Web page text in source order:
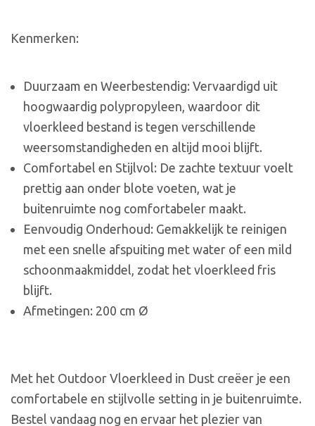
Kenmerken:
Duurzaam en Weerbestendig: Vervaardigd uit
hoogwaardig polypropyleen, waardoor dit
vloerkleed bestand is tegen verschillende
weersomstandigheden en altijd mooi blijft.
Comfortabel en Stijlvol: De zachte textuur voelt
prettig aan onder blote voeten, wat je
buitenruimte nog comfortabeler maakt.
Eenvoudig Onderhoud: Gemakkelijk te reinigen
met een snelle afspuiting met water of een mild
schoonmaakmiddel, zodat het vloerkleed fris
blijft.
Afmetingen: 200 cm Ø
Met het Outdoor Vloerkleed in Dust creëer je een
comfortabele en stijlvolle setting in je buitenruimte.
Bestel vandaag nog en ervaar het plezier van